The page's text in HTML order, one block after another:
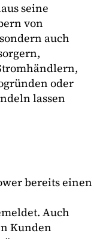
seine
von
auch
oder
lassen
bereits einen
Auch
Kunden